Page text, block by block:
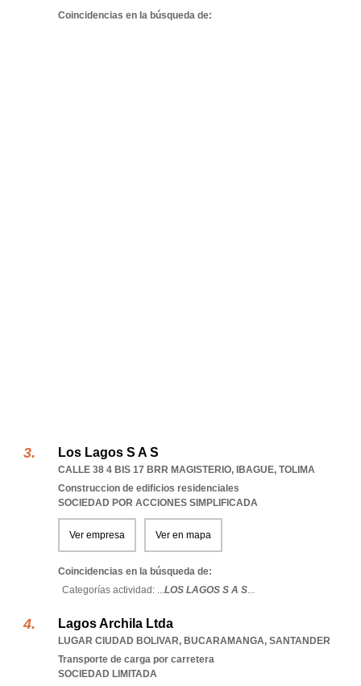
Coincidencias en la búsqueda de:
Los Lagos S A S
CALLE 38 4 BIS 17 BRR MAGISTERIO, IBAGUE, TOLIMA
Construccion de edificios residenciales
SOCIEDAD POR ACCIONES SIMPLIFICADA
Ver empresa Ver en mapa
Coincidencias en la búsqueda de:
Categorías actividad: ...LOS LAGOS S A S...
Lagos Archila Ltda
LUGAR CIUDAD BOLIVAR, BUCARAMANGA, SANTANDER
Transporte de carga por carretera
SOCIEDAD LIMITADA